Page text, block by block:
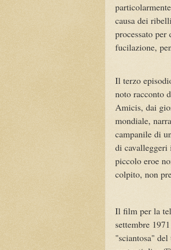
causa dei
processato
fucilazione,
Il terzo
noto racconto
Amicis, dai
mondiale,
campanile di
di
piccolo eroe
colpito, non
Il film per la
settembre 1971
"sciantosa"